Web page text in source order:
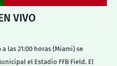
VIVO
a las 21:00 horas (Miami) se
el Estadio FFB Field. El